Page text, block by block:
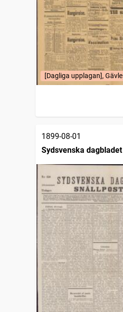
[Dagliga upplagan], Gävle
1899-08-01
Sydsvenska dagbladet